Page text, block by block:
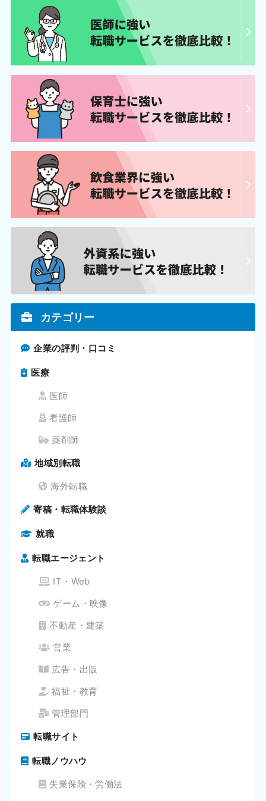
カテゴリー
企業の評判・口コミ
医療
医師
看護師
薬剤師
地域別転職
海外転職
寄稿・転職体験談
就職
転職エージェント
IT・Web
ゲーム・映像
不動産・建築
営業
広告・出版
福祉・教育
管理部門
転職サイト
転職ノウハウ
失業保険・労働法